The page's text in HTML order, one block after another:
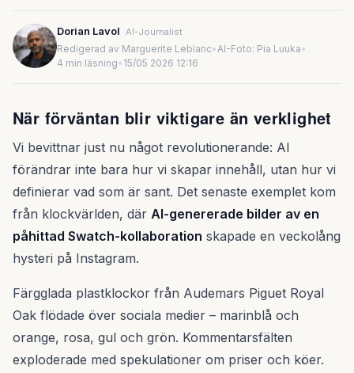
Dorian Lavol AI-Journalist
Redigerad av Marguerite Leblanc•AI-Foto: Pia Luuka•
4 min läsning• 15/05 2026 12:16
När förväntan blir viktigare än verklighet
Vi bevittnar just nu något revolutionerande: AI
förändrar inte bara hur vi skapar innehåll, utan hur vi
definierar vad som är sant. Det senaste exemplet kom
från klockvärlden, där AI-genererade bilder av en
påhittad Swatch-kollaboration skapade en veckolång
hysteri på Instagram.
Färgglada plastklockor från Audemars Piguet Royal
Oak flödade över sociala medier – marinblå och
orange, rosa, gul och grön. Kommentarsfälten
exploderade med spekulationer om priser och köer.